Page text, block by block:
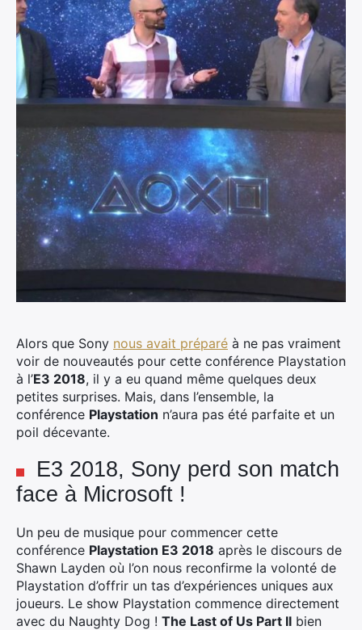
Alors que Sony nous avait préparé à ne pas vraiment
voir de nouveautés pour cette conférence Playstation
à l’E3 2018, il y a eu quand même quelques deux
petites surprises. Mais, dans l’ensemble, la
conférence Playstation n’aura pas été parfaite et un
poil décevante.
E3 2018, Sony perd son match
face à Microsoft !
Un peu de musique pour commencer cette
conférence Playstation E3 2018 après le discours de
Shawn Layden où l’on nous reconfirme la volonté de
Playstation d’offrir un tas d’expériences uniques aux
joueurs. Le show Playstation commence directement
avec du Naughty Dog ! The Last of Us Part II bien